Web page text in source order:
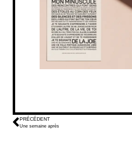
PRÉCÉDENT
Une semaine après